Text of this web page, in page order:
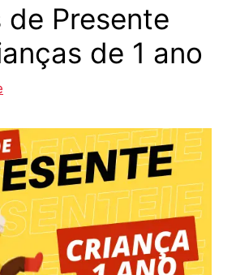
de Presente
de 1 ano